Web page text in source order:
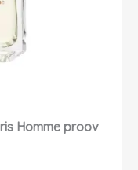
Homme proov